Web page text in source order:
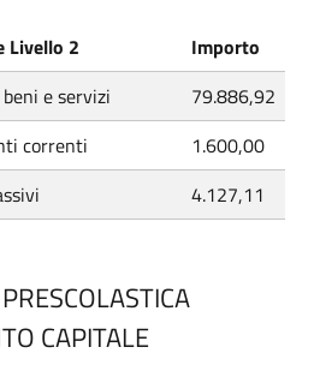
Livello 2
Importo
e servizi
79.886,92
correnti
1.600,00
4.127,11
CAPITALE